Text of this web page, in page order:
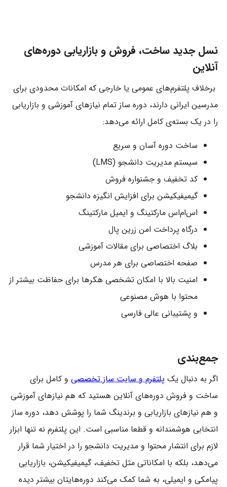
نسل جدید ساخت، فروش و بازاریابی دوره‌های
آنلاین
برخلاف پلتفرم‌های عمومی یا خارجی که امکانات محدودی برای
مدرسین ایرانی دارند، دوره ساز تمام نیازهای آموزشی و بازاریابی
را در یک بسته‌ی کامل ارائه می‌دهد:
ساخت دوره آسان و سریع
سیستم مدیریت دانشجو (LMS)
کد تخفیف و جشنواره فروش
گیمیفیکیشن برای افزایش انگیزه دانشجو
اس‌ام‌اس مارکتینگ و ایمیل مارکتینگ
درگاه پرداخت امن زرین پال
بلاگ اختصاصی برای مقالات آموزشی
صفحه اختصاصی برای هر مدرس
امنیت بالا با امکان تشخصی هکرها برای حفاظت بیشتر از
محتوا با هوش مصنوعی
و پشتیبانی عالی فارسی
جمع‌بندی
اگر به دنبال یک پلتفرم و سایت ساز تخصصیو کامل برای
ساخت و فروش دوره‌های آنلاین هستید که هم نیازهای آموزشی
و هم نیازهای بازاریابی و برندینگ شما را پوشش دهد، دوره ساز
انتخابی هوشمندانه و قطعا مناسبی است. این پلتفرم نه تنها ابزار
لازم برای انتشار محتوا و مدیریت دانشجو را در اختیار شما قرار
می‌دهد، بلکه با امکاناتی مثل تخفیف، گیمیفیکیشن، بازاریابی
پیامکی و ایمیلی، به شما کمک می‌کند دوره‌هایتان بیشتر دیده